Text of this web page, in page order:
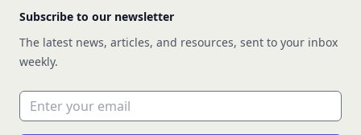
Subscribe to our newsletter
The latest news, articles, and resources, sent to your inbox
weekly.
Email address